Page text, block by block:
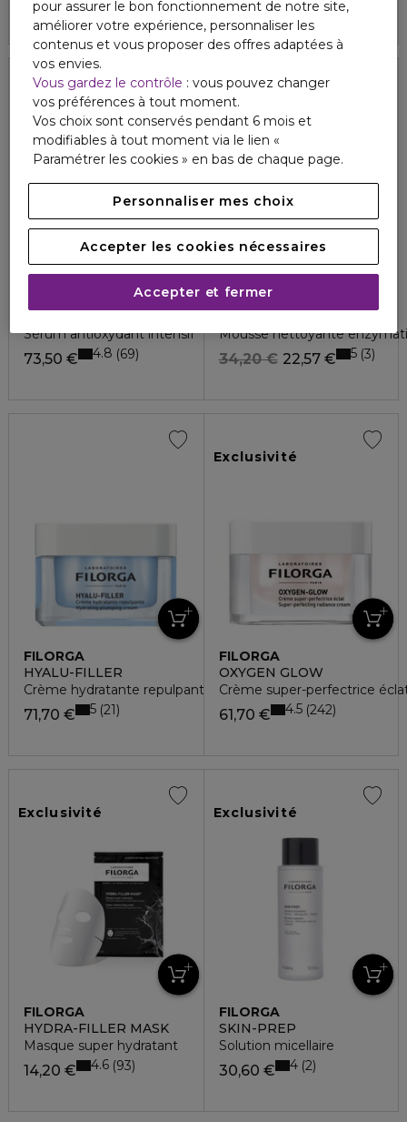
Exclusivité
Sérum antioxydant intensif
73,50 € 4.8 69
Exclusivité
FILORGA
Mousse nettoyante
22,57 €
34,20 € 5 3
34%
FILORGA
HYALU-FILLER
Crème hydratante repulpante
71,70 € 5 21
Exclusivité
FILORGA
OXYGEN GLOW
Crème super-perfectrice
61,70 € 4.5 242
Exclusivité
FILORGA
HYDRA-FILLER MASK
Masque super hydratant
14,20 € 4.6 93
Exclusivité
FILORGA
SKIN-PREP
Solution micellaire
30,60 € 4 2
pour assurer le bon fonctionnement de notre site,
améliorer votre expérience, personnaliser les
contenus et vous proposer des offres adaptées à
vos envies.
Vous gardez le contrôle : vous pouvez changer
vos préférences à tout moment.
Vos choix sont conservés pendant 6 mois et
modifiables à tout moment via le lien «
Paramétrer les cookies » en bas de chaque page.
Personnaliser mes choix
Accepter les cookies nécessaires
Accepter et fermer